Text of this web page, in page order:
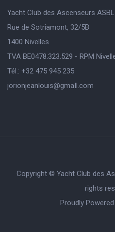
Yacht Club des Ascenseurs ASBL
Rue de Sotriamont, 32/5B
1400 Nivelles
TVA BE0478.323.529 - RPM
Tél.: +32 475 945 235
jorionjeanlouis@gmaIl.com
Copyright © Yacht Club des
rights
Proudly